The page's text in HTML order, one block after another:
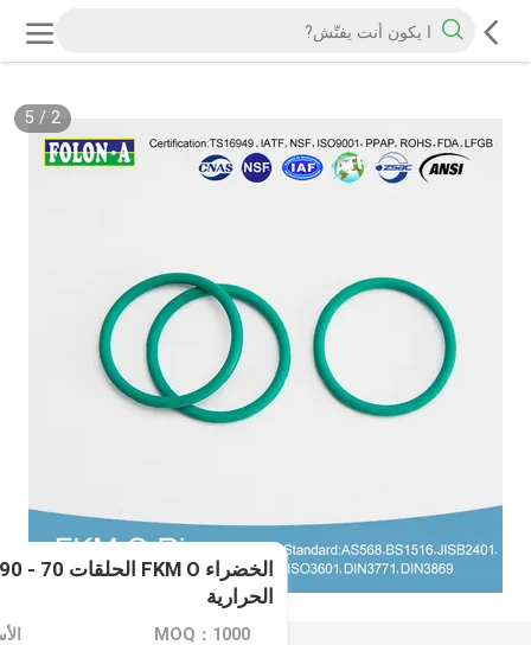
2
/
5
الحرارية
MOQ：1000